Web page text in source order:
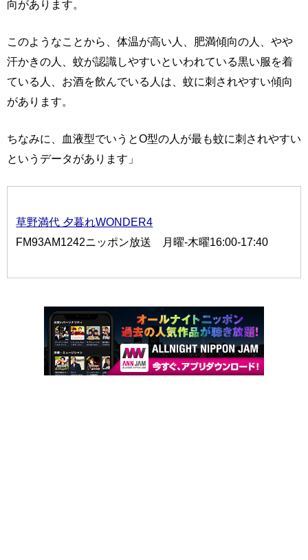
向があります。
このようなことから、体温が高い人、肥満傾向の人、やや
汗かきの人、蚊が認識しやすいといわれている黒い服を着
ている人、お酒を飲んでいる人は、蚊に刺されやすい傾向
があります。
ちなみに、血液型でいうとO型の人が最も蚊に刺されやすい
というデータがあります」
草野満代 夕暮れWONDER4
FM93AM1242ニッポン放送 月曜-木曜16:00-17:40